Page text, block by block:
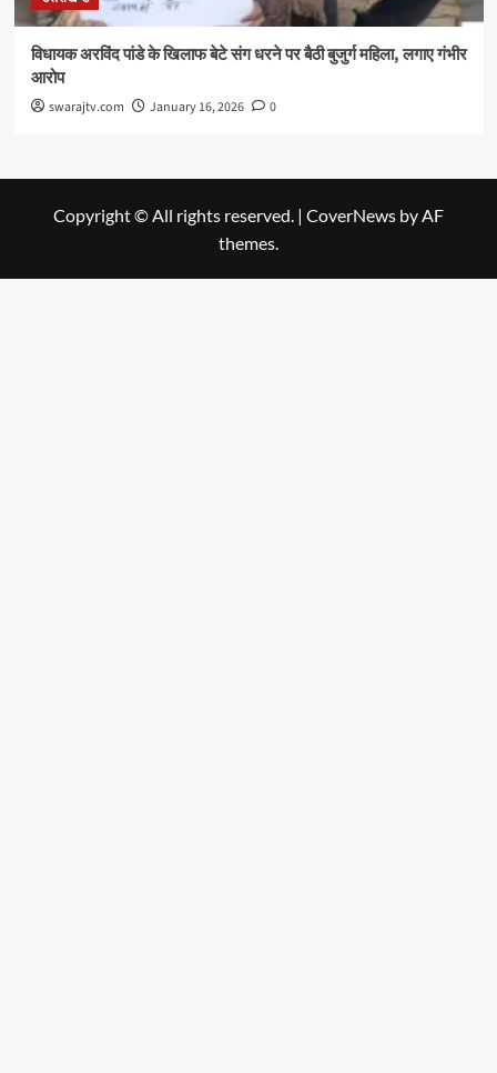
विधायक अरविंद पांडे के खिलाफ बेटे संग धरने पर बैठी बुजुर्ग महिला, लगाए गंभीर
आरोप
swarajtv.com January 16, 2026 0
Copyright © All rights reserved. | CoverNews by AF
themes.